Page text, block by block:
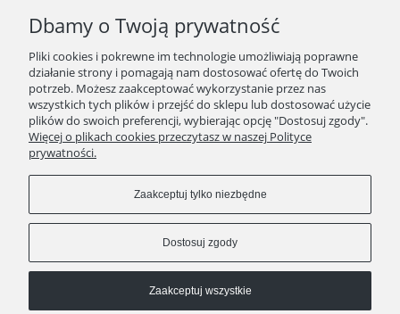
ręki! Współczesne i vintage modele marek takich jak Chanel, Louis Vuitton,
Gucci, Miu Miu czy Celine. Torby używane, oryginalne w idealnym stanie!
Vintage zegarki oraz biżuteria
Specjalnie dla Was uruchomiliśmy sprzedaż markowych zegarów
używanych renomowanych firm takich jak: Omega, YSL, Rado, Gucci,
Waltham, Longines, Celine, Hermes i in. Mamy tylko oryginalne produkty z
drugiej ręki, wystawiamy certyfikaty autentyczności, poświadczane przez
niezależne firmy. Luksusowe zakupy, marki premium na Twoją kieszeń.
ARCHETYPE jest partnerem ENTRUPY
Dbamy o Twoją prywatność
Pliki cookies i pokrewne im technologie umożliwiają poprawne
działanie strony i pomagają nam dostosować ofertę do Twoich
potrzeb. Możesz zaakceptować wykorzystanie przez nas
wszystkich tych plików i przejść do sklepu lub dostosować użycie
plików do swoich preferencji, wybierając opcję "Dostosuj zgody".
Więcej o plikach cookies przeczytasz w naszej Polityce
prywatności.
Zaakceptuj tylko niezbędne
Dostosuj zgody
Zaakceptuj wszystkie